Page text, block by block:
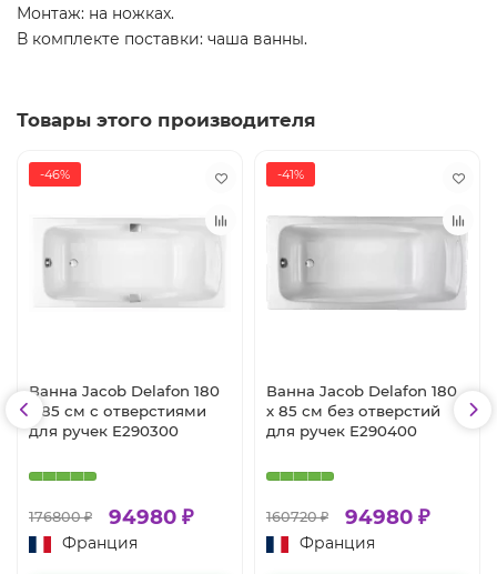
Монтаж: на ножках.
В комплекте поставки: чаша ванны.
Товары этого производителя
-46%
Ванна Jacob Delafon 180
х 85 см с отверстиями
для ручек E290300
176800 ₽ 94980 ₽
Франция
-41%
Ванна Jacob Delafon 180
х 85 см без отверстий
для ручек E290400
160720 ₽ 94980 ₽
Франция